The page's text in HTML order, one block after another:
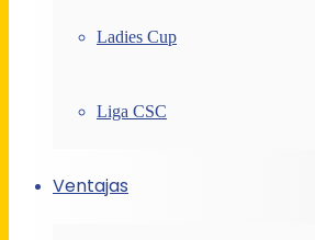
Ladies Cup
Liga CSC
Ventajas